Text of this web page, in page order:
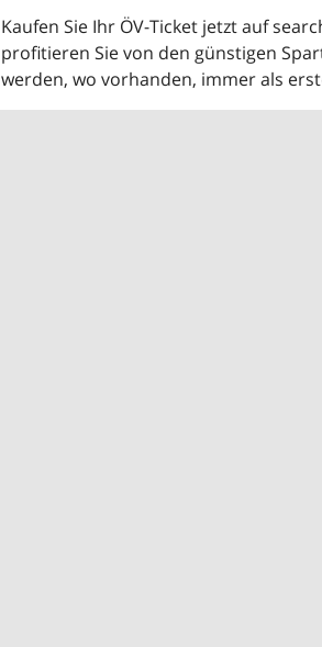
Kaufen Sie Ihr ÖV-Ticket jetzt auf
profitieren Sie von den günstigen
werden, wo vorhanden, immer als